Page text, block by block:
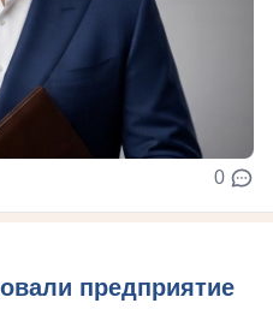
0
предприятие